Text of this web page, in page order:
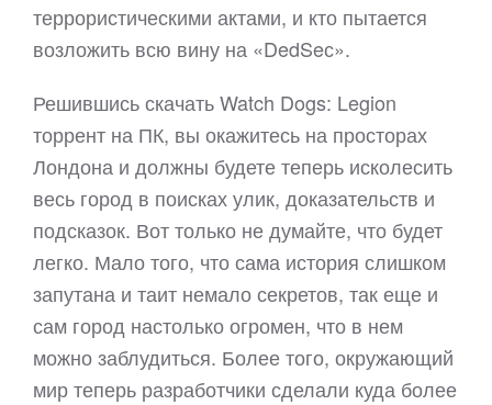
террористическими актами, и кто пытается
возложить всю вину на «DedSeс».
Решившись скачать Watch Dogs: Legion
торрент на ПК, вы окажитесь на просторах
Лондона и должны будете теперь исколесить
весь город в поисках улик, доказательств и
подсказок. Вот только не думайте, что будет
легко. Мало того, что сама история слишком
запутана и таит немало секретов, так еще и
сам город настолько огромен, что в нем
можно заблудиться. Более того, окружающий
мир теперь разработчики сделали куда более